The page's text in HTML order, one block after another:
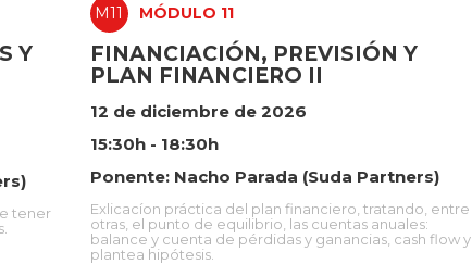
Y
tener
M11 MÓDULO 11
FINANCIACIÓN, PREVISIÓN Y
PLAN FINANCIERO II
12 de diciembre de 2026
15:30h - 18:30h
Ponente: Nacho Parada (Suda Partners)
Exlicacíon práctica del plan financiero, tratando, entre
otras, el punto de equilibrio, las cuentas anuales:
balance y cuenta de pérdidas y ganancias, cash flow y
plantea hipótesis.